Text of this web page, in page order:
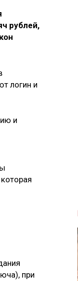
рублей,
логин и
и
при